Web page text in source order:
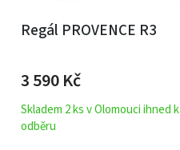
Regál PROVENCE R3
3 590Kč
Skladem 2 ks v Olomouci ihned k
odběru